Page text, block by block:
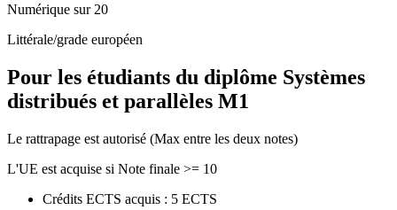
Numérique sur 20
Littérale/grade européen
Pour les étudiants du diplôme Systèmes
distribués et parallèles M1
Le rattrapage est autorisé (Max entre les deux notes)
L'UE est acquise si Note finale >= 10
Crédits ECTS acquis : 5 ECTS